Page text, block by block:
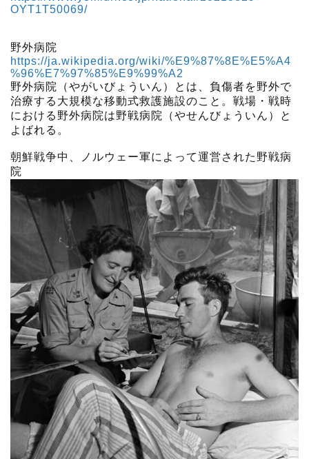
OYT1T50069/
野外病院
https://ja.wikipedia.org/wiki/%E9%87%8E%E5%A4
%96%E7%97%85%E9%99%A2
野外病院（やがいびょういん）とは、負傷者を野外で
治療する大規模な移動式救護施設のこと。戦場・戦時
における野外病院は野戦病院（やせんびょういん）と
よばれる。
朝鮮戦争中、ノルウェー軍によって運営された野戦病
院